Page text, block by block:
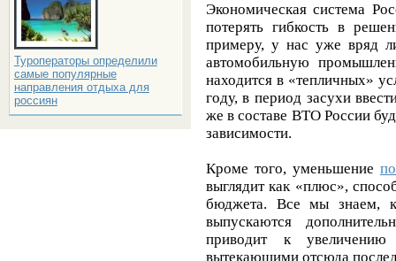
Туроператоры определили
самые популярные
направления отдыха для
россиян
Экономическая система
потерять гибкость в
примеру, у нас уже вряд
автомобильную
находится в «тепличных»
году, в период засухи
же в составе ВТО России
зависимости.
Кроме того, уменьшение
выглядит как «плюс»,
бюджета. Все мы знаем,
выпускаются
приводит к увеличению
вытекающими отсюда